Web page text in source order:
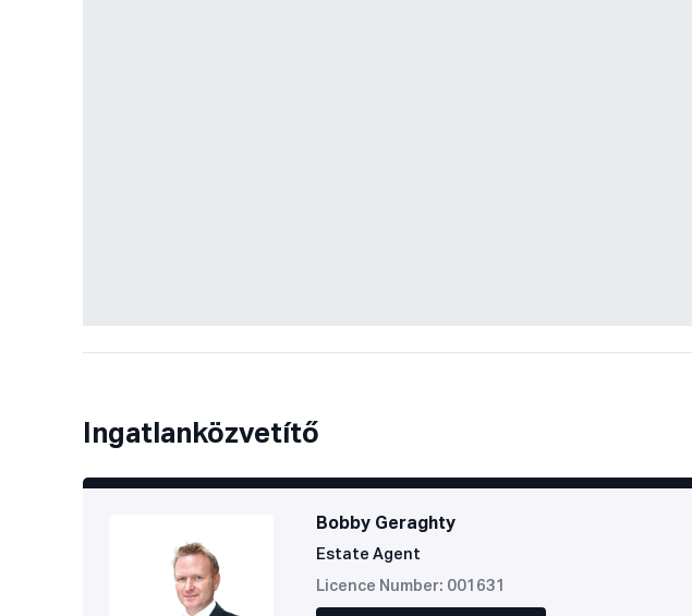
Ingatlanközvetítő
Bobby Geraghty
Estate Agent
Licence Number: 001631